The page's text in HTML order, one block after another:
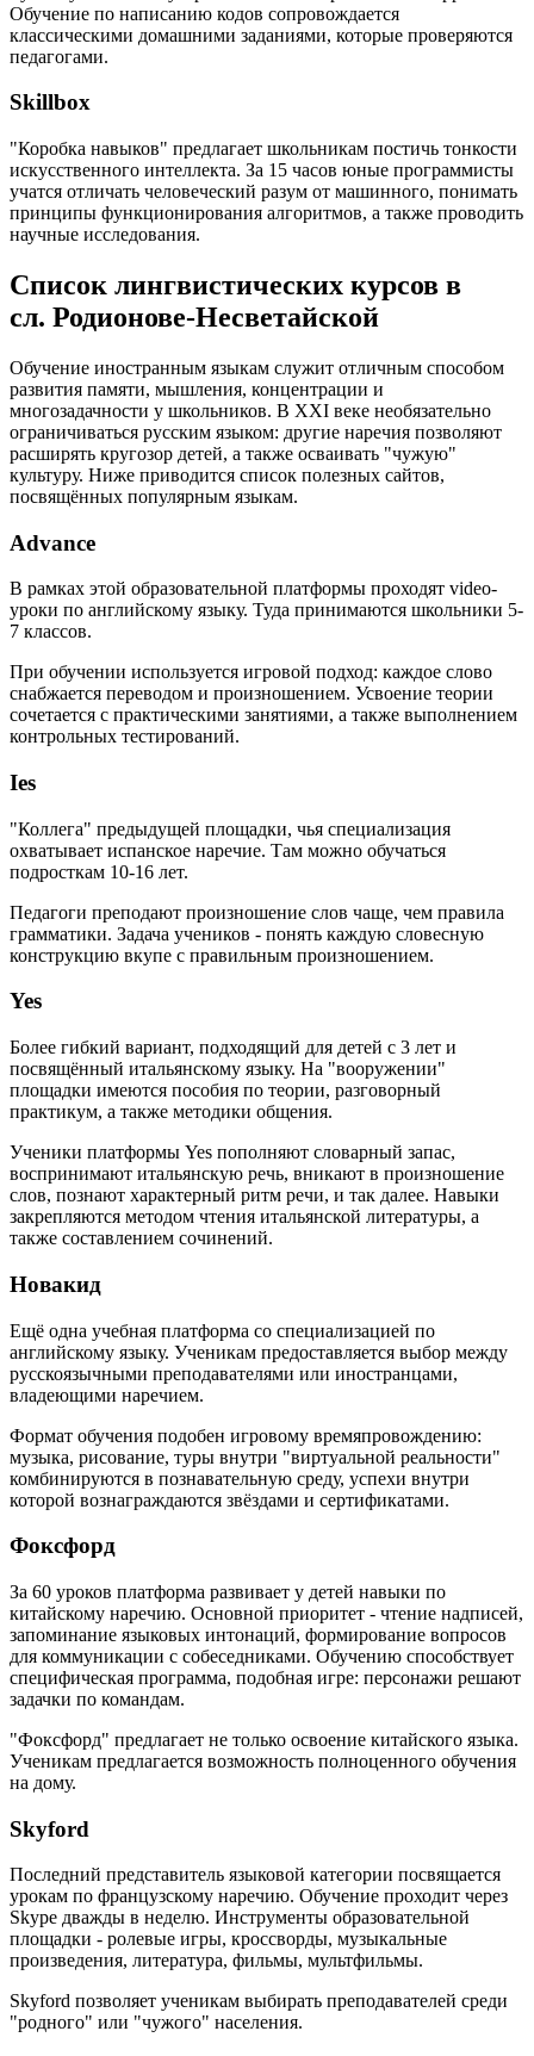
Обучение по написанию кодов сопровождается
классическими домашними заданиями, которые проверяются
педагогами.
Skillbox
"Коробка навыков" предлагает школьникам постичь тонкости
искусственного интеллекта. За 15 часов юные программисты
учатся отличать человеческий разум от машинного, понимать
принципы функционирования алгоритмов, а также проводить
научные исследования.
Список лингвистических курсов в
сл. Родионове-Несветайской
Обучение иностранным языкам служит отличным способом
развития памяти, мышления, концентрации и
многозадачности у школьников. В XXI веке необязательно
ограничиваться русским языком: другие наречия позволяют
расширять кругозор детей, а также осваивать "чужую"
культуру. Ниже приводится список полезных сайтов,
посвящённых популярным языкам.
Advance
В рамках этой образовательной платформы проходят video-
уроки по английскому языку. Туда принимаются школьники 5-
7 классов.
При обучении используется игровой подход: каждое слово
снабжается переводом и произношением. Усвоение теории
сочетается с практическими занятиями, а также выполнением
контрольных тестирований.
Ies
"Коллега" предыдущей площадки, чья специализация
охватывает испанское наречие. Там можно обучаться
подросткам 10-16 лет.
Педагоги преподают произношение слов чаще, чем правила
грамматики. Задача учеников - понять каждую словесную
конструкцию вкупе с правильным произношением.
Yes
Более гибкий вариант, подходящий для детей с 3 лет и
посвящённый итальянскому языку. На "вооружении"
площадки имеются пособия по теории, разговорный
практикум, а также методики общения.
Ученики платформы Yes пополняют словарный запас,
воспринимают итальянскую речь, вникают в произношение
слов, познают характерный ритм речи, и так далее. Навыки
закрепляются методом чтения итальянской литературы, а
также составлением сочинений.
Новакид
Ещё одна учебная платформа со специализацией по
английскому языку. Ученикам предоставляется выбор между
русскоязычными преподавателями или иностранцами,
владеющими наречием.
Формат обучения подобен игровому времяпровождению:
музыка, рисование, туры внутри "виртуальной реальности"
комбинируются в познавательную среду, успехи внутри
которой вознаграждаются звёздами и сертификатами.
Фоксфорд
За 60 уроков платформа развивает у детей навыки по
китайскому наречию. Основной приоритет - чтение надписей,
запоминание языковых интонаций, формирование вопросов
для коммуникации с собеседниками. Обучению способствует
специфическая программа, подобная игре: персонажи решают
задачки по командам.
"Фоксфорд" предлагает не только освоение китайского языка.
Ученикам предлагается возможность полноценного обучения
на дому.
Skyford
Последний представитель языковой категории посвящается
урокам по французскому наречию. Обучение проходит через
Skype дважды в неделю. Инструменты образовательной
площадки - ролевые игры, кроссворды, музыкальные
произведения, литература, фильмы, мультфильмы.
Skyford позволяет ученикам выбирать преподавателей среди
"родного" или "чужого" населения.